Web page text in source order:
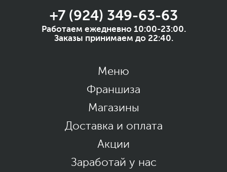
+7 (924) 349-63-63
Работаем ежедневно 10:00-23:00.
Заказы принимаем до 22:40.
Меню
Франшиза
Магазины
Доставка и оплата
Акции
Заработай у нас